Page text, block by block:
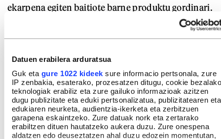
Datuen erabilera arduratsua
Guk eta gure 1022 kideek sure informacio pertsonala, zure
IP zenbakia, esaterako, prozesatzen ditugu, cookie bezalako
teknologiak erabiliz eta zure gailuko informazioak azitzen
dugu publizitate eta eduki pertsonalizatua, publizitatearen eta
edukiaren neurketa, audientzia-ikerketa eta zerbitzuen
garapena eskaintzeko. Zure datuak nork eta zertarako
erabiltzen dituen hautatzeko aukera duzu. Zure onespena
aldatzen edo deuseztatzen ahal duzu edozein momentutan,
ekarpena egiten baitiote barne produktu gordinari.
garapenerako tarte handia dutenetan. Gainera,
%3
I+Gn zenbat inbertituko duten 2030erako.
2023an, Araban, Bizkaian eta Gipuzkoan I+G